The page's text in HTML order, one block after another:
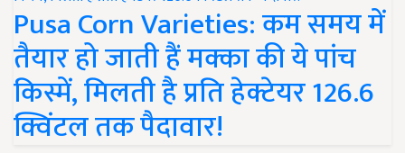
Pusa Corn Varieties: कम समय में
तैयार हो जाती हैं मक्का की ये पांच
किस्में, मिलती है प्रति हेक्टेयर 126.6
क्विंटल तक पैदावार!